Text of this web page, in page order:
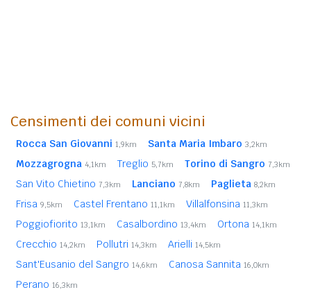
Censimenti dei comuni vicini
Rocca San Giovanni 1,9km Santa Maria Imbaro 3,2km
Mozzagrogna 4,1km Treglio 5,7km Torino di Sangro 7,3km
San Vito Chietino 7,3km Lanciano 7,8km Paglieta 8,2km
Frisa 9,5km Castel Frentano 11,1km Villalfonsina 11,3km
Poggiofiorito 13,1km Casalbordino 13,4km Ortona 14,1km
Crecchio 14,2km Pollutri 14,3km Arielli 14,5km
Sant'Eusanio del Sangro 14,6km Canosa Sannita 16,0km
Perano 16,3km